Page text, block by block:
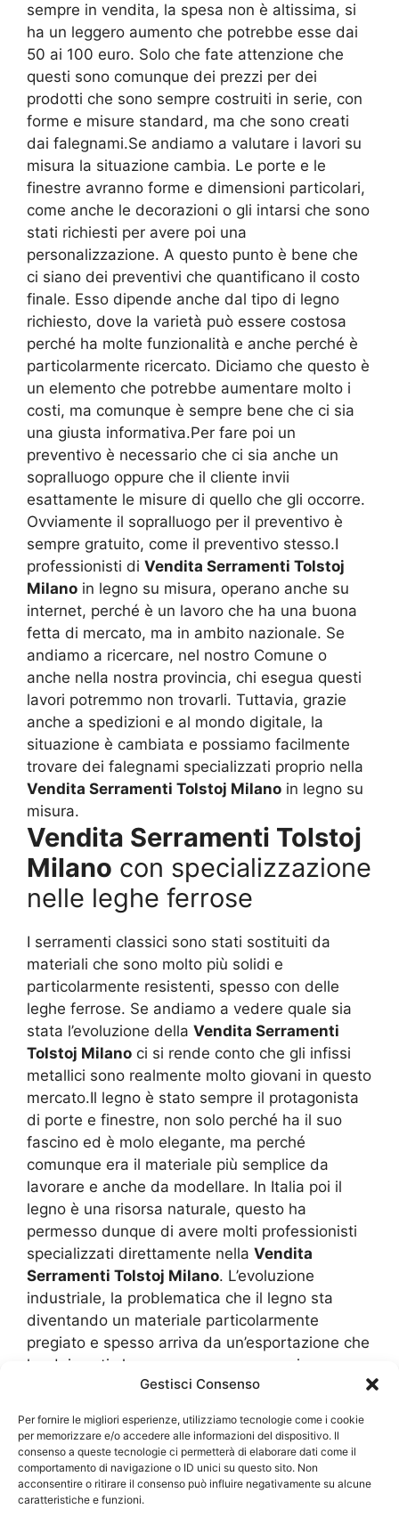
Gestisci Consenso
Per fornire le migliori esperienze, utilizziamo tecnologie come i cookie
per memorizzare e/o accedere alle informazioni del dispositivo. Il
consenso a queste tecnologie ci permetterà di elaborare dati come il
comportamento di navigazione o ID unici su questo sito. Non
acconsentire o ritirare il consenso può influire negativamente su alcune
caratteristiche e funzioni.
sempre in vendita, la spesa non è altissima, si
ha un leggero aumento che potrebbe esse dai
50 ai 100 euro. Solo che fate attenzione che
questi sono comunque dei prezzi per dei
prodotti che sono sempre costruiti in serie, con
forme e misure standard, ma che sono creati
dai falegnami.Se andiamo a valutare i lavori su
misura la situazione cambia. Le porte e le
finestre avranno forme e dimensioni particolari,
come anche le decorazioni o gli intarsi che sono
stati richiesti per avere poi una
personalizzazione. A questo punto è bene che
ci siano dei preventivi che quantificano il costo
finale. Esso dipende anche dal tipo di legno
richiesto, dove la varietà può essere costosa
perché ha molte funzionalità e anche perché è
particolarmente ricercato. Diciamo che questo è
un elemento che potrebbe aumentare molto i
costi, ma comunque è sempre bene che ci sia
una giusta informativa.Per fare poi un
preventivo è necessario che ci sia anche un
sopralluogo oppure che il cliente invii
esattamente le misure di quello che gli occorre.
Ovviamente il sopralluogo per il preventivo è
sempre gratuito, come il preventivo stesso.I
professionisti di Vendita Serramenti Tolstoj
Milano in legno su misura, operano anche su
internet, perché è un lavoro che ha una buona
fetta di mercato, ma in ambito nazionale. Se
andiamo a ricercare, nel nostro Comune o
anche nella nostra provincia, chi esegua questi
lavori potremmo non trovarli. Tuttavia, grazie
anche a spedizioni e al mondo digitale, la
situazione è cambiata e possiamo facilmente
trovare dei falegnami specializzati proprio nella
Vendita Serramenti Tolstoj Milano in legno su
misura.
Vendita Serramenti Tolstoj
Milano con specializzazione
nelle leghe ferrose
I serramenti classici sono stati sostituiti da
materiali che sono molto più solidi e
particolarmente resistenti, spesso con delle
leghe ferrose. Se andiamo a vedere quale sia
stata l’evoluzione della Vendita Serramenti
Tolstoj Milano ci si rende conto che gli infissi
metallici sono realmente molto giovani in questo
mercato.Il legno è stato sempre il protagonista
di porte e finestre, non solo perché ha il suo
fascino ed è molo elegante, ma perché
comunque era il materiale più semplice da
lavorare e anche da modellare. In Italia poi il
legno è una risorsa naturale, questo ha
permesso dunque di avere molti professionisti
specializzati direttamente nella Vendita
Serramenti Tolstoj Milano. L’evoluzione
industriale, la problematica che il legno sta
diventando un materiale particolarmente
pregiato e spesso arriva da un’esportazione che
ha dei costi che sono comunque esosi, ecco
che si sono studiati nuovi materiali e anche
l’alluminio e il PVC, curiosi di capire come mai?
Entrambi sono dei materiali che sono
totalmente riciclabili, quindi ecosostenibili. Si
possono ricavare da diversi prodotti che